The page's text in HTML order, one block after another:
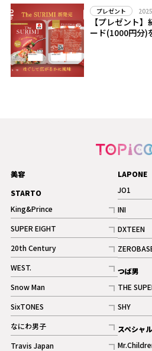
プレゼント
【プレゼント
ード(1000円分)
美容
STARTO
King&Prince
記事
SUPER EIGHT
記事
20th Century
記事
WEST.
記事
Snow Man
記事
ギャラリー
SixTONES
記事
ギャラリー
なにわ男子
記事
Travis Japan
LAPONE
JO1
記事
INI
記事
ギャ
DXTEEN
記事
ギャ
記事
つば男
THE
記事
SHY
記事
スペシャル